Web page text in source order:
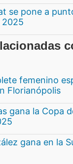
se pone a
2025
femenino
Florianópolis
gana la Copa
gana en la